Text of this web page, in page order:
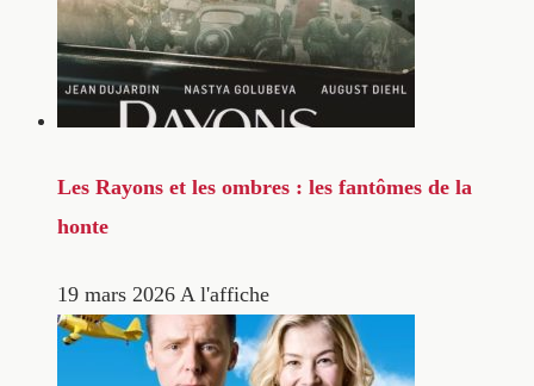
Les Rayons et les ombres : les fantômes de la
honte
19 mars 2026 A l'affiche